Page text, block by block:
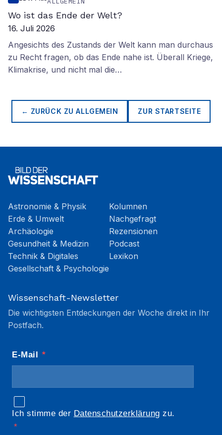
Wo ist das Ende der Welt?
16. Juli 2026
Angesichts des Zustands der Welt kann man durchaus
zu Recht fragen, ob das Ende nahe ist. Überall Kriege,
Klimakrise, und nicht mal die…
← ZURÜCK ZUALLGEMEIN ZUR STARTSEITE
Astronomie & Physik
Erde & Umwelt
Archäologie
Gesundheit & Medizin
Technik & Digitales
Gesellschaft & Psychologie
Kolumnen
Nachgefragt
Rezensionen
Podcast
Lexikon
Wissenschaft-Newsletter
Die wichtigsten Entdeckungen der Woche direkt in Ihr
Postfach.